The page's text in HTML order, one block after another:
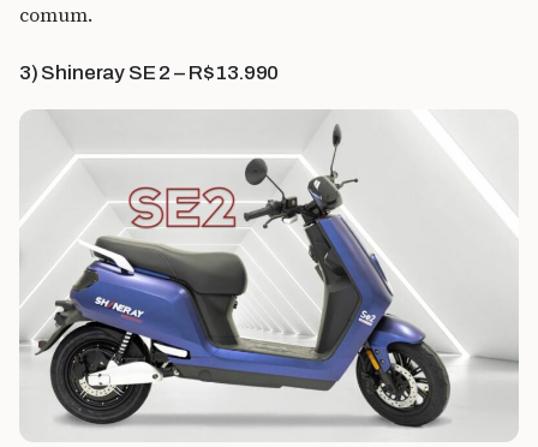
comum.
3) Shineray SE 2 – R$ 13.990